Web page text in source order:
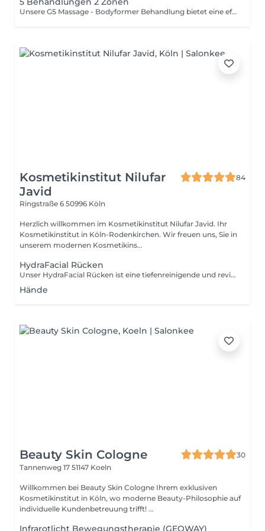
Unsere G5 Massage - Bodyformer Behandlung bietet eine effektive Methode zur Körperformung und Hautstraffung. Diese mechanische Massage stimuliert die tieferen Hautschichten und fördert die Durchblutung, was zur Reduktion von Cellulite und Fettansammlungen beiträgt. Die Behandlung zielt darauf ab, das Gewebe zu straffen und den Körper zu konturieren, indem Fettdepots aufgelockert und abgebaut werden. Ideal für diejenigen, die eine straffere Silhouette und glattere Haut an Bauch, Beinen, Po oder Oberarmen wünschen.
Kosmetikinstitut Nilufar
Javid
84
Ringstraße 6 50996 Köln
Herzlich willkommen im Kosmetikinstitut Nilufar Javid. Ihr
Kosmetikinstitut in Köln-Rodenkirchen. Wir freuen uns, Sie in
unserem modernen Kosmetikins...
HydraFacial Rücken
Unser HydraFacial Rücken ist eine tiefenreinigende und revitalisierende Behandlung speziell für die Haut am Rücken. Diese hochwirksame Methode kombiniert sanftes Peeling, Tiefenreinigung und intensive Hydration, um Unreinheiten zu entfernen und die Haut zu klären. Durch die gezielte Anwendung von feuchtigkeitsspendenden Seren wird die Haut nicht nur gereinigt, sondern auch genährt und beruhigt. Ideal für alle, die sich eine glatte, strahlende und gesunde Rückenhaut wünschen. Perfekt, um das Hautbild zu verbessern und für ein erfrischendes Hautgefühl.
Hände
Beauty Skin Cologne
30
Tannenweg 17 51147 Koeln
Willkommen bei Beauty Skin Cologne Ihrem exklusiven
Kosmetikinstitut in Köln, wo moderne Beauty-Philosophie auf
individuelle Kundenbetreuung trifft! ...
Infrarotlicht Bewegungstherapie (GEOWAY)